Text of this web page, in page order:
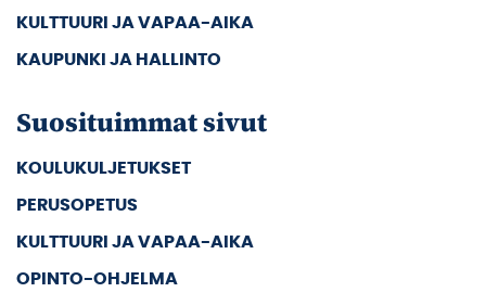
KULTTUURI JA VAPAA-AIKA
KAUPUNKI JA HALLINTO
Suosituimmat sivut
KOULUKULJETUKSET
PERUSOPETUS
KULTTUURI JA VAPAA-AIKA
OPINTO-OHJELMA